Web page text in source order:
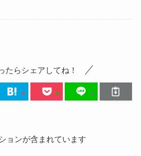
たらシェアしてね！
ョンが含まれています